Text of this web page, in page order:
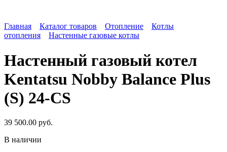
Главная Каталог товаров Отопление
Котлы
отопления
Настенные газовые котлы
Настенный газовый котел
Kentatsu Nobby Balance Plus
(S) 24-CS
39 500.00 руб.
В наличии